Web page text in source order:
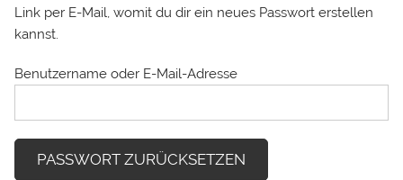
Link per E-Mail, womit du dir ein neues Passwort erstellen
kannst.
Benutzername oder E-Mail-Adresse
PASSWORT ZURÜCKSETZEN